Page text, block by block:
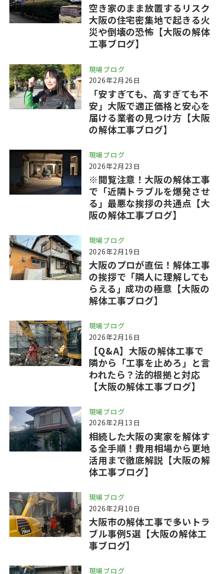
空き家のまま放置するリスク
大阪の住宅密集地で起きる火
災や倒壊の恐怖【大阪の解体
工事ブログ】
現場ブログ
2026年2月26日
「安すぎても、高すぎても不
安」大阪で適正価格と安心を
届ける業者の見つけ方【大阪
の解体工事ブログ】
現場ブログ
2026年2月23日
※閲覧注意！大阪の解体工事
で「近隣トラブルを爆発させ
る」最悪な挨拶の共通点【大
阪の解体工事ブログ】
現場ブログ
2026年2月19日
大阪のプロが直伝！解体工事
の挨拶で「隣人に理解しても
らえる」成功の極意【大阪の
解体工事ブログ】
現場ブログ
2026年2月16日
【Q&A】大阪の解体工事で
隣から「工事を止めろ」と言
われたら？法的根拠と対応
【大阪の解体工事ブログ】
現場ブログ
2026年2月13日
相続した大阪の実家を解体す
る全手順！費用相場から更地
活用まで徹底解説【大阪の解
体工事ブログ】
現場ブログ
2026年2月10日
大阪市の解体工事で多いトラ
ブル事例5選【大阪の解体工
事ブログ】
現場ブログ